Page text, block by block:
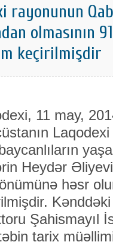
rayonunun
olmasının
keçirilmişdir
11 may,
Heydər
həsr
Şahismayıl
tarix